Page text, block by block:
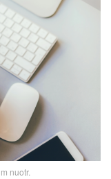
nuotr.